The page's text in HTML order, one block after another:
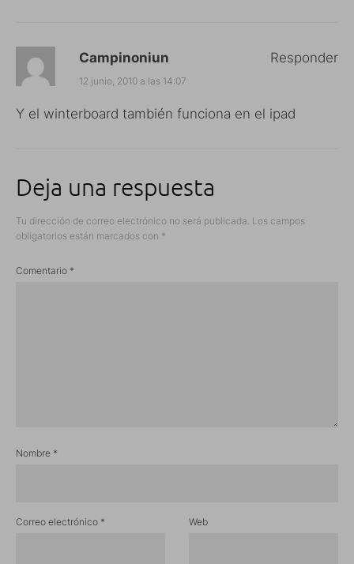
Campinoniun
12 junio, 2010 a las 14:07
Y el winterboard también funciona en el ipad
Responder
Deja una respuesta
Tu dirección de correo electrónico no será publicada. Los campos
obligatorios están marcados con *
Comentario *
Nombre *
Correo electrónico * Web